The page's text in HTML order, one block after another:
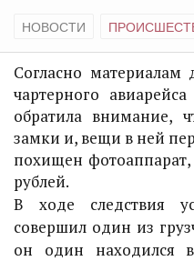
НОВОСТИ
Согласно материалам
чартерного
обратила внимание,
замки и, вещи в ней
похищен фотоаппарат,
рублей.
В ходе следствия
совершил один из
он один находился